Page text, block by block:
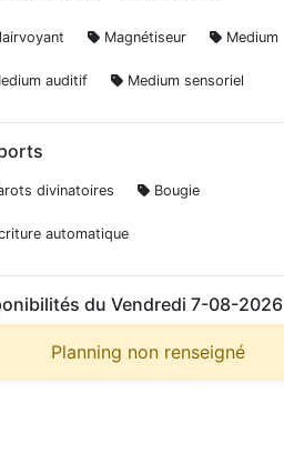
Magnétiseur Medium
auditif Medium sensoriel
divinatoires Bougie
automatique
du Vendredi 7-08-2026
Planning non renseigné